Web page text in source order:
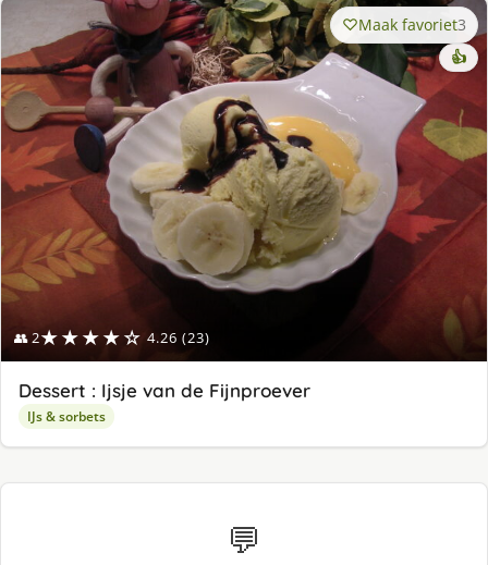
👥 2★★★★☆ 4.26 (23)
Maak favoriet3
👍
Dessert : Ijsje van de Fijnproever
IJs & sorbets
💬